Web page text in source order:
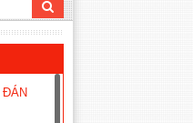
KHIÊM
ĐÁN